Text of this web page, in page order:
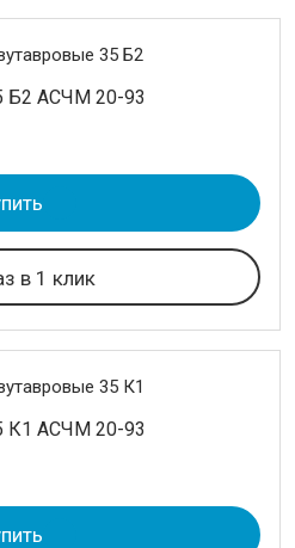
Б2 АСЧМ 20-93
в 1 клик
К1 АСЧМ 20-93